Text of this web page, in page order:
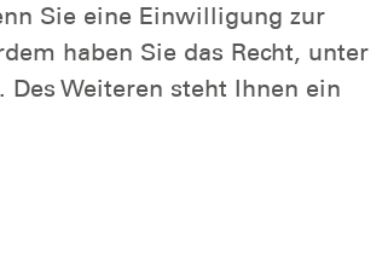
Sie eine Einwilligung zur
haben Sie das Recht, unter
Weiteren steht Ihnen ein